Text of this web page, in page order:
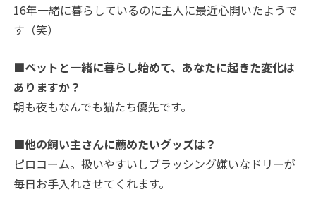
16年一緒に暮らしているのに主人に最近心開いたようで
す（笑）
■ペットと一緒に暮らし始めて、あなたに起きた変化は
ありますか？
朝も夜もなんでも猫たち優先です。
■他の飼い主さんに薦めたいグッズは？
ピロコーム。扱いやすいしブラッシング嫌いなドリーが
毎日お手入れさせてくれます。